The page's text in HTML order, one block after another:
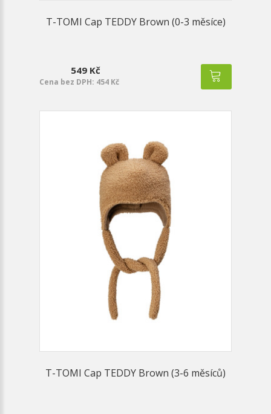
T-TOMI Cap TEDDY Brown (0-3 měsíce)
549 Kč
Cena bez DPH: 454 Kč
T-TOMI Cap TEDDY Brown (3-6 měsíců)